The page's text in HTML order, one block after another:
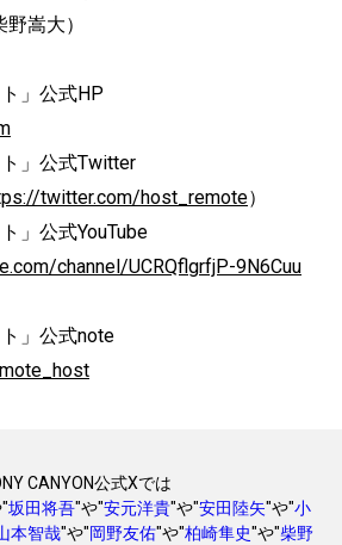
嵩大）
」公式HP
」公式Twitter
twitter.com/host_remote）
」公式YouTube
channel/UCRQflgrfjP-9N6Cuu
」公式note
CANYON公式Xでは
坂田将吾"や"安元洋貴"や"安田陸矢"や"小
本智哉"や"岡野友佑"や"柏崎隼史"や"柴野